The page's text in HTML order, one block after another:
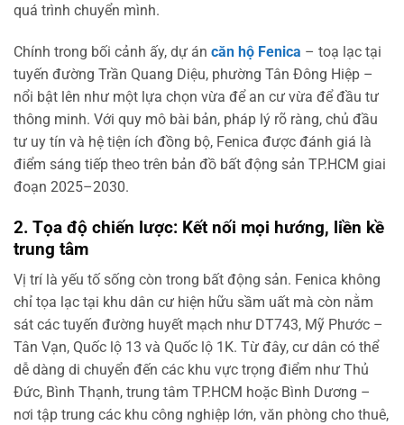
quá trình chuyển mình.
Chính trong bối cảnh ấy, dự án căn hộ Fenica – toạ lạc tại
tuyến đường Trần Quang Diệu, phường Tân Đông Hiệp –
nổi bật lên như một lựa chọn vừa để an cư vừa để đầu tư
thông minh. Với quy mô bài bản, pháp lý rõ ràng, chủ đầu
tư uy tín và hệ tiện ích đồng bộ, Fenica được đánh giá là
điểm sáng tiếp theo trên bản đồ bất động sản TP.HCM giai
đoạn 2025–2030.
2. Tọa độ chiến lược: Kết nối mọi hướng, liền kề
trung tâm
Vị trí là yếu tố sống còn trong bất động sản. Fenica không
chỉ tọa lạc tại khu dân cư hiện hữu sầm uất mà còn nằm
sát các tuyến đường huyết mạch như DT743, Mỹ Phước –
Tân Vạn, Quốc lộ 13 và Quốc lộ 1K. Từ đây, cư dân có thể
dễ dàng di chuyển đến các khu vực trọng điểm như Thủ
Đức, Bình Thạnh, trung tâm TP.HCM hoặc Bình Dương –
nơi tập trung các khu công nghiệp lớn, văn phòng cho thuê,